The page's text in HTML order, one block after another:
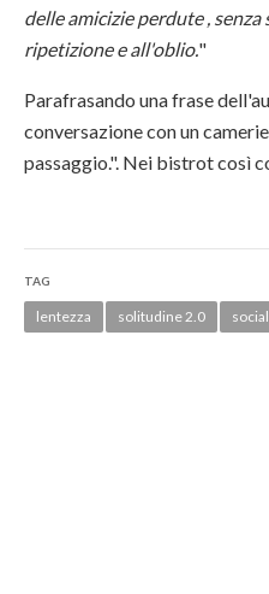
delle amicizie perdute ,
ripetizione e all'oblio."
Parafrasando una frase
conversazione con un
passaggio.". Nei bistrot così
TAG
lentezza solitudine 2.0